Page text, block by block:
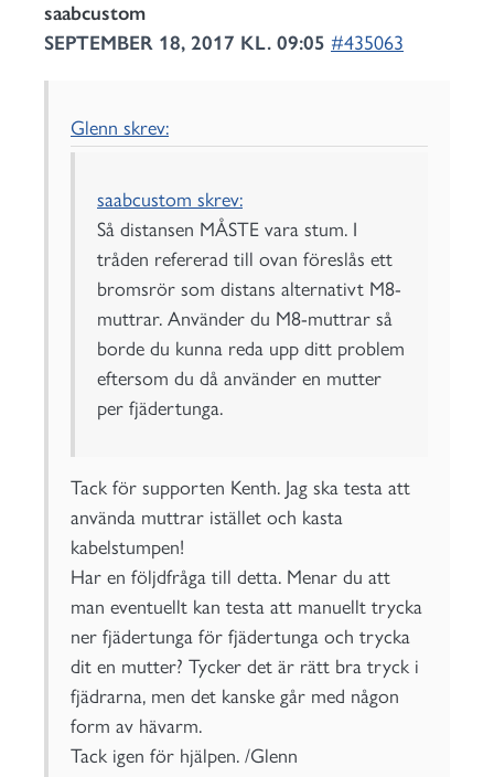
saabcustom
SEPTEMBER 18, 2017 KL. 09:05 #435063
Glenn skrev:
saabcustom skrev:
Så distansen MÅSTE vara stum. I
tråden refererad till ovan föreslås ett
bromsrör som distans alternativt M8-
muttrar. Använder du M8-muttrar så
borde du kunna reda upp ditt problem
eftersom du då använder en mutter
per fjädertunga.
Tack för supporten Kenth. Jag ska testa att
använda muttrar istället och kasta
kabelstumpen!
Har en följdfråga till detta. Menar du att
man eventuellt kan testa att manuellt trycka
ner fjädertunga för fjädertunga och trycka
dit en mutter? Tycker det är rätt bra tryck i
fjädrarna, men det kanske går med någon
form av hävarm.
Tack igen för hjälpen. /Glenn